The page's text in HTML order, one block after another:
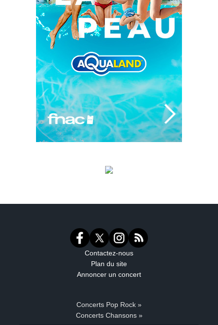
Contactez-nous
Plan du site
Annoncer un concert
Concerts Pop Rock »
Concerts Chansons »